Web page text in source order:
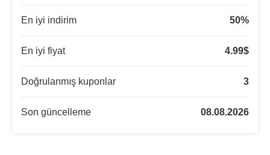
En iyi indirim 50%
En iyi fiyat 4.99$
Doğrulanmış kuponlar 3
Son güncelleme 08.08.2026